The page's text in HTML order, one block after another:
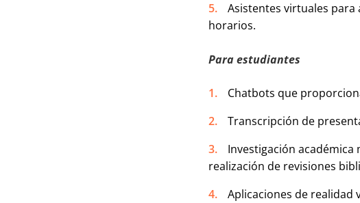
Asistentes virtuales
horarios.
Para estudiantes
Chatbots que
Transcripción de
Investigación
realización de revisiones
Aplicaciones de